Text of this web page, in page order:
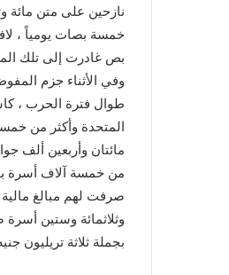
نازحين على متن مائة
خمسة بصات يومياً ،
بص غادرت إلى تلك
وفي الأثناء جزم
طوال فترة الحرب ،
المتحدة وأكثر من
مائتان وأربعين ألف
من خمسة آلاف أسرة
صرفت لهم مبالغ
وثلاثمائة وستين
بجملة ثلاثة تريليون